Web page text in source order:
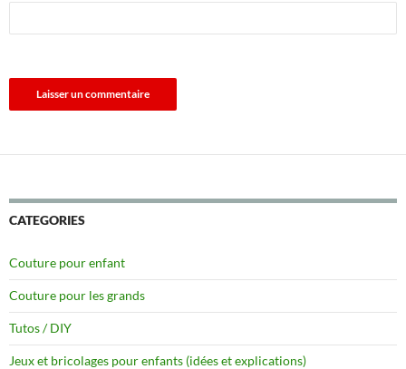
CATEGORIES
Couture pour enfant
Couture pour les grands
Tutos / DIY
Jeux et bricolages pour enfants (idées et explications)